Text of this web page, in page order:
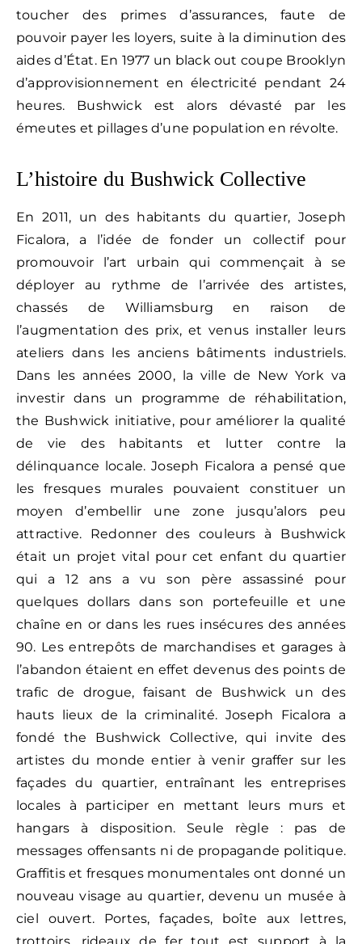
toucher des primes d’assurances, faute de
pouvoir payer les loyers, suite à la diminution des
aides d’État. En 1977 un black out coupe Brooklyn
d’approvisionnement en électricité pendant 24
heures. Bushwick est alors dévasté par les
émeutes et pillages d’une population en révolte.
L’histoire du Bushwick Collective
En 2011, un des habitants du quartier, Joseph
Ficalora, a l’idée de fonder un collectif pour
promouvoir l’art urbain qui commençait à se
déployer au rythme de l’arrivée des artistes,
chassés de Williamsburg en raison de
l’augmentation des prix, et venus installer leurs
ateliers dans les anciens bâtiments industriels.
Dans les années 2000, la ville de New York va
investir dans un programme de réhabilitation,
the Bushwick initiative, pour améliorer la qualité
de vie des habitants et lutter contre la
délinquance locale. Joseph Ficalora a pensé que
les fresques murales pouvaient constituer un
moyen d’embellir une zone jusqu’alors peu
attractive. Redonner des couleurs à Bushwick
était un projet vital pour cet enfant du quartier
qui a 12 ans a vu son père assassiné pour
quelques dollars dans son portefeuille et une
chaîne en or dans les rues insécures des années
90. Les entrepôts de marchandises et garages à
l’abandon étaient en effet devenus des points de
trafic de drogue, faisant de Bushwick un des
hauts lieux de la criminalité. Joseph Ficalora a
fondé the Bushwick Collective, qui invite des
artistes du monde entier à venir graffer sur les
façades du quartier, entraînant les entreprises
locales à participer en mettant leurs murs et
hangars à disposition. Seule règle : pas de
messages offensants ni de propagande politique.
Graffitis et fresques monumentales ont donné un
nouveau visage au quartier, devenu un musée à
ciel ouvert. Portes, façades, boîte aux lettres,